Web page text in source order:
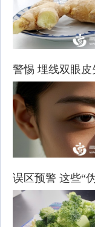
警惕 埋线双眼
误区预警 这些“